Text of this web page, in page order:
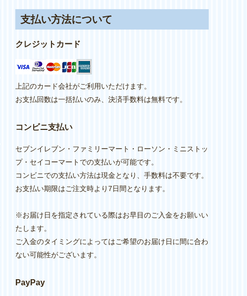
支払い方法について
クレジットカード
上記のカード会社がご利用いただけます。
お支払回数は一括払いのみ、決済手数料は無料です。
コンビニ支払い
セブンイレブン・ファミリーマート・ローソン・ミニストッ
プ・セイコーマートでの支払いが可能です。
コンビニでの支払い方法は現金となり、手数料は不要です。
お支払い期限はご注文時より7日間となります。
※お届け日を指定されている際はお早目のご入金をお願いい
たします。
ご入金のタイミングによってはご希望のお届け日に間に合わ
ない可能性がございます。
PayPay